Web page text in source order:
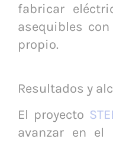
fabricar
asequibles
propio.
Resultados y
El proyecto
avanzar en el